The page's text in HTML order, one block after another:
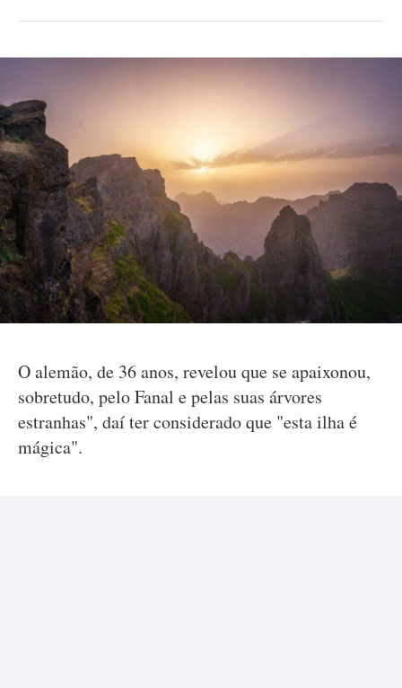
O alemão, de 36 anos, revelou que se apaixonou,
sobretudo, pelo Fanal e pelas suas árvores
estranhas", daí ter considerado que "esta ilha é
mágica".